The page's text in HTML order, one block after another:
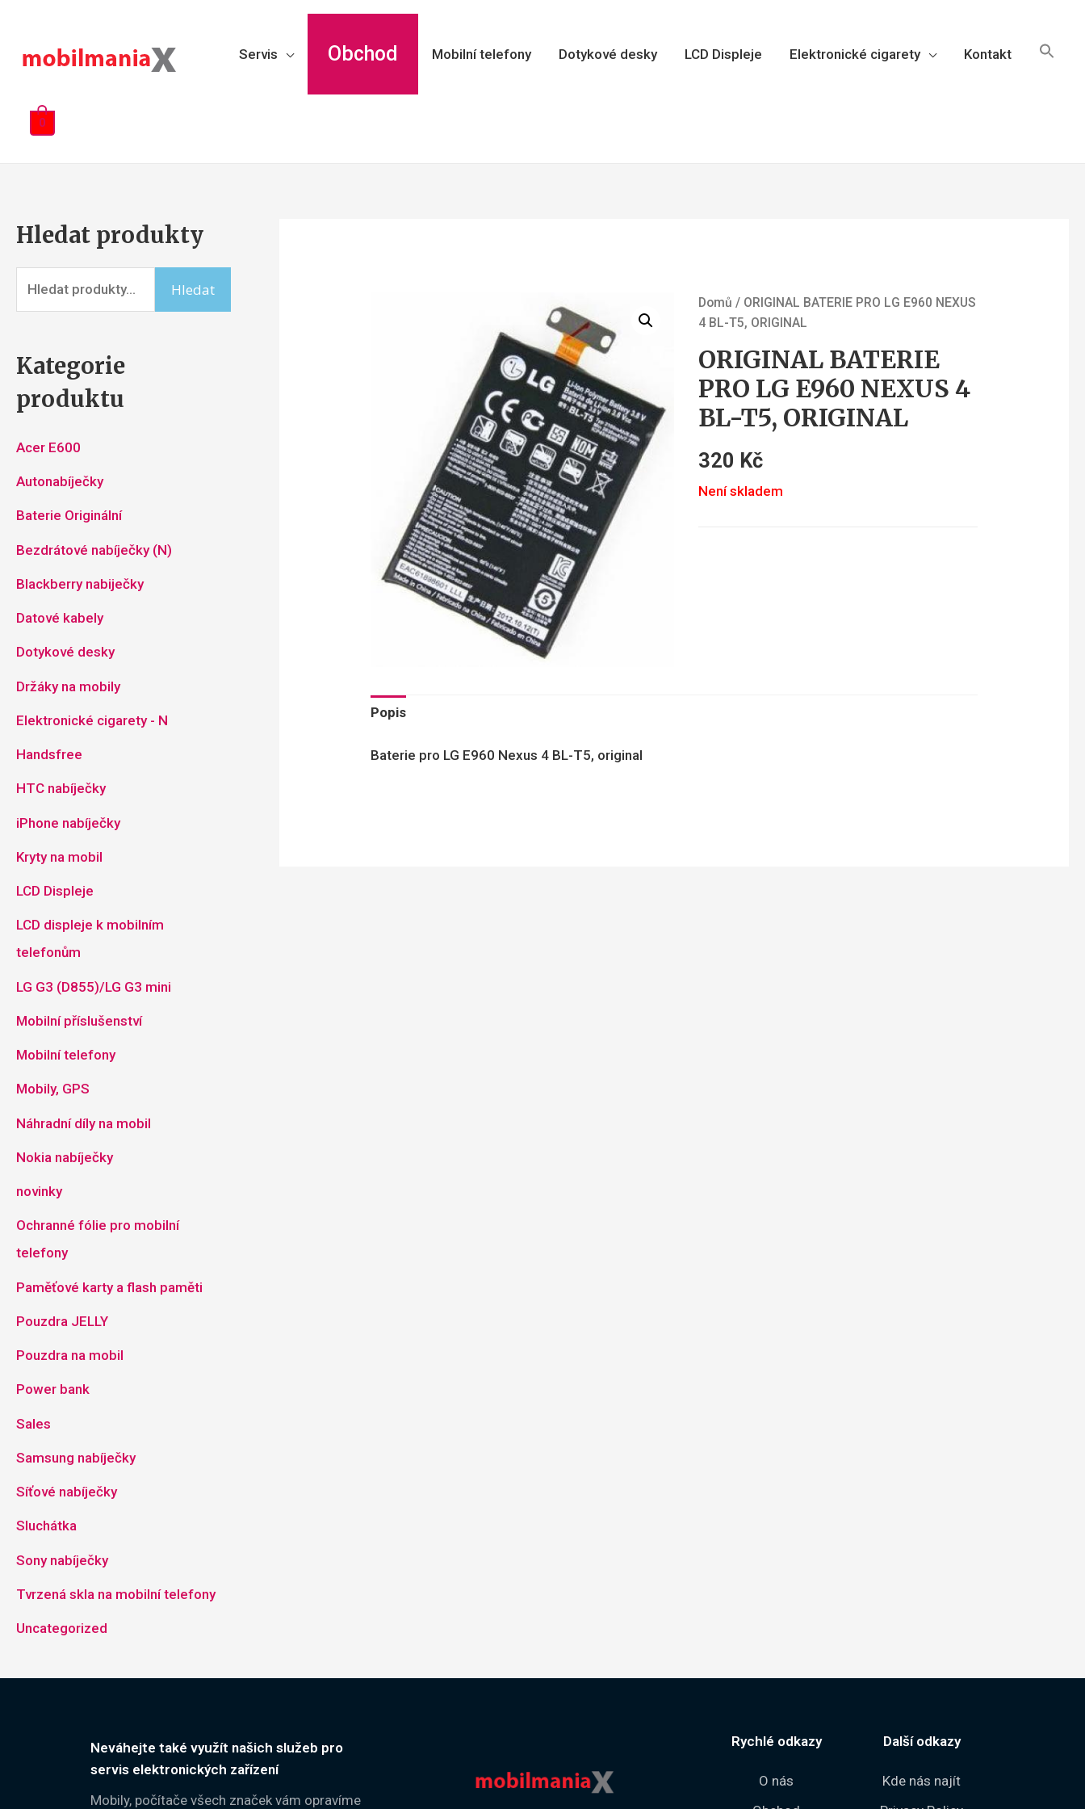
Servis Obchod Mobilní telefony Dotykové desky LCD Displeje Elektronické cigarety Kontakt
0
Hledat produkty
Hledat
Kategorie
produktu
Acer E600
Autonabíječky
Baterie Originální
Bezdrátové nabíječky (N)
Blackberry nabiječky
Datové kabely
Dotykové desky
Držáky na mobily
Elektronické cigarety - N
Handsfree
HTC nabíječky
iPhone nabíječky
Kryty na mobil
LCD Displeje
LCD displeje k mobilním
telefonům
LG G3 (D855)/LG G3 mini
Mobilní příslušenství
Mobilní telefony
Mobily, GPS
Náhradní díly na mobil
Nokia nabíječky
novinky
Ochranné fólie pro mobilní
telefony
Paměťové karty a flash paměti
Pouzdra JELLY
Pouzdra na mobil
Power bank
Sales
Samsung nabíječky
Síťové nabíječky
Sluchátka
Sony nabíječky
Tvrzená skla na mobilní telefony
Uncategorized
Domů / ORIGINAL BATERIE PRO LG E960 NEXUS
4 BL-T5, ORIGINAL
ORIGINAL BATERIE
PRO LG E960 NEXUS 4
BL-T5, ORIGINAL
320 Kč
Není skladem
Popis
Baterie pro LG E960 Nexus 4 BL-T5, original
Neváhejte také využít našich služeb pro
servis elektronických zařízení
Mobily, počítače všech značek vám opravíme
Rychlé odkazy
O nás
Další odkazy
Kde nás najít